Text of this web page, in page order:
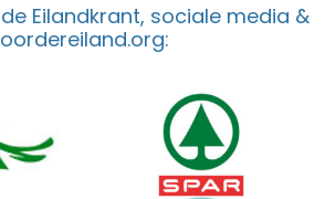
Eilandkrant, sociale media &